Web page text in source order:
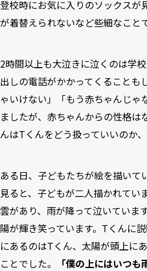
登校時にお気に入りのソックスが
が着替えられないなど些細なこと
2時間以上も大泣きに泣くのは学
出しの電話がかかってくることも
ゃいけない」「もう赤ちゃんじゃ
ましたが、赤ちゃんからの性格は
んはTくんをどう扱っていいのか
ある日、子どもたちが絵を描いて
見ると、子どもが二人描かれてい
雲があり、雨が降って泣いていま
陽が輝き笑っています。Tくんに
にあるのはTくん、太陽が頭上に
ことでした。
「僕の上にはいつ